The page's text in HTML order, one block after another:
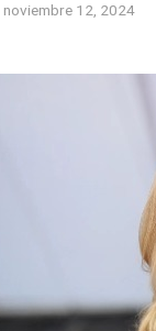
noviembre 12, 2024